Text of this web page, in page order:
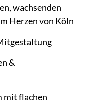
wachsenden
Herzen von Köln
&
mit flachen